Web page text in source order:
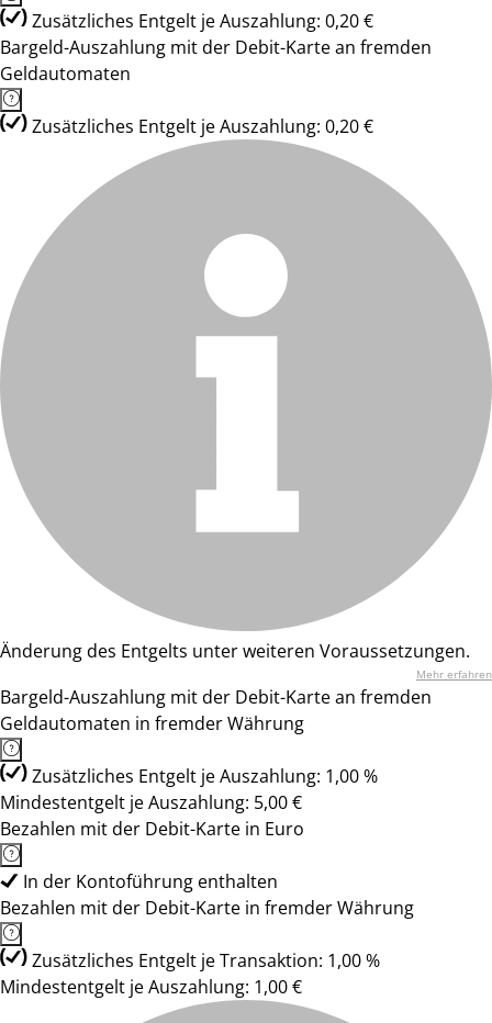
Zusätzliches Entgelt je Auszahlung: 0,20 €
Bargeld-Auszahlung mit der Debit-Karte an fremden
Geldautomaten
Zusätzliches Entgelt je Auszahlung: 0,20 €
Änderung des Entgelts unter weiteren Voraussetzungen.
Mehr erfahren
Bargeld-Auszahlung mit der Debit-Karte an fremden
Geldautomaten in fremder Währung
Zusätzliches Entgelt je Auszahlung: 1,00 %
Mindestentgelt je Auszahlung: 5,00 €
Bezahlen mit der Debit-Karte in Euro
In der Kontoführung enthalten
Bezahlen mit der Debit-Karte in fremder Währung
Zusätzliches Entgelt je Transaktion: 1,00 %
Mindestentgelt je Auszahlung: 1,00 €